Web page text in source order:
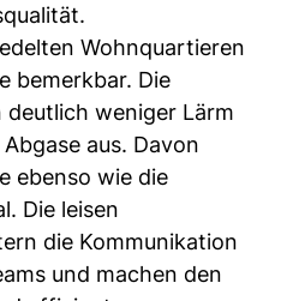
Wohnquartieren
bemerkbar. Die
deutlich weniger Lärm
aus. Davon
ebenso wie die
Die leisen
die Kommunikation
und machen den